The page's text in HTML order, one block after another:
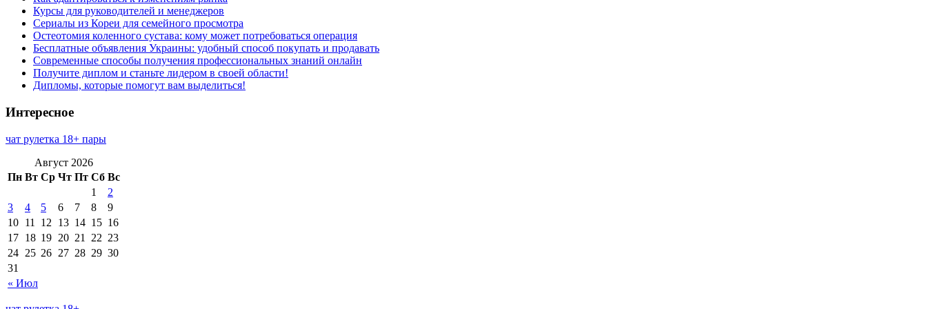
Курсы для руководителей и менеджеров
Сериалы из Кореи для семейного просмотра
Остеотомия коленного сустава: кому может потребоваться операция
Бесплатные объявления Украины: удобный способ покупать и продавать
Современные способы получения профессиональных знаний онлайн
Получите диплом и станьте лидером в своей области!
Дипломы, которые помогут вам выделиться!
Интересное
чат рулетка 18+ пары
Август 2026
Пн Вт Ср Чт Пт Сб Вс
« Июл
1
2
3
4 5 6 7 8
9
10 11 12 13 14 15 16
17 18 19 20 21 22 23
24 25 26 27 28 29 30
31